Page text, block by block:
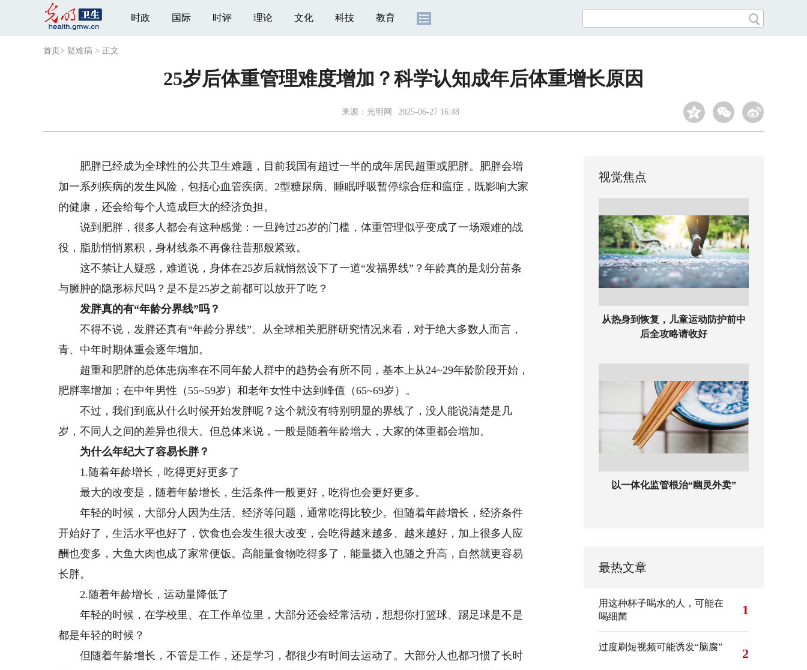
时政 国际 时评 理论 文化 科技 教育
首页 > 疑难病 > 正文
25岁后体重管理难度增加？科学认知成年后体重增长原因
来源： 光明网 2025-06-27 16:48
肥胖已经成为全球性的公共卫生难题，目前我国有超过一半的成年居民超重或肥胖。肥胖会增
加一系列疾病的发生风险，包括心血管疾病、2型糖尿病、睡眠呼吸暂停综合症和瘟症，既影响大家
的健康，还会给每个人造成巨大的经济负担。
说到肥胖，很多人都会有这种感觉：一旦跨过25岁的门槛，体重管理似乎变成了一场艰难的战
役，脂肪悄悄累积，身材线条不再像往昔那般紧致。
这不禁让人疑惑，难道说，身体在25岁后就悄然设下了一道“发福界线”？年龄真的是划分苗条
与臃肿的隐形标尺吗？是不是25岁之前都可以放开了吃？
发胖真的有“年龄分界线”吗？
不得不说，发胖还真有“年龄分界线”。从全球相关肥胖研究情况来看，对于绝大多数人而言，
青、中年时期体重会逐年增加。
超重和肥胖的总体患病率在不同年龄人群中的趋势会有所不同，基本上从24~29年龄阶段开始，
肥胖率增加；在中年男性（55~59岁）和老年女性中达到峰值（65~69岁）。
不过，我们到底从什么时候开始发胖呢？这个就没有特别明显的界线了，没人能说清楚是几
岁，不同人之间的差异也很大。但总体来说，一般是随着年龄增大，大家的体重都会增加。
为什么年纪大了容易长胖？
1.随着年龄增长，吃得更好更多了
最大的改变是，随着年龄增长，生活条件一般更好，吃得也会更好更多。
年轻的时候，大部分人因为生活、经济等问题，通常吃得比较少。但随着年龄增长，经济条件
开始好了，生活水平也好了，饮食也会发生很大改变，会吃得越来越多、越来越好，加上很多人应
酬也变多，大鱼大肉也成了家常便饭。高能量食物吃得多了，能量摄入也随之升高，自然就更容易
长胖。
2.随着年龄增长，运动量降低了
年轻的时候，在学校里、在工作单位里，大部分还会经常活动，想想你打篮球、踢足球是不是
都是年轻的时候？
但随着年龄增长，不管是工作，还是学习，都很少有时间去运动了。大部分人也都习惯了长时
视觉焦点
从热身到恢复，儿童运动防护前中
后全攻略请收好
以一体化监管根治“幽灵外卖”
最热文章
用这种杯子喝水的人，可能在
喝细菌
1
过度刷短视频可能诱发“脑腐” 2